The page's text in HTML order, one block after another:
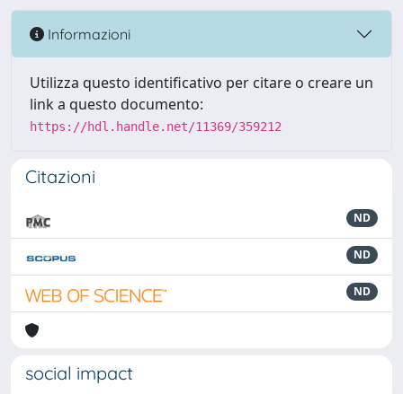
Informazioni
Utilizza questo identificativo per citare o creare un
link a questo documento:
https://hdl.handle.net/11369/359212
Citazioni
ND
ND
ND
social impact